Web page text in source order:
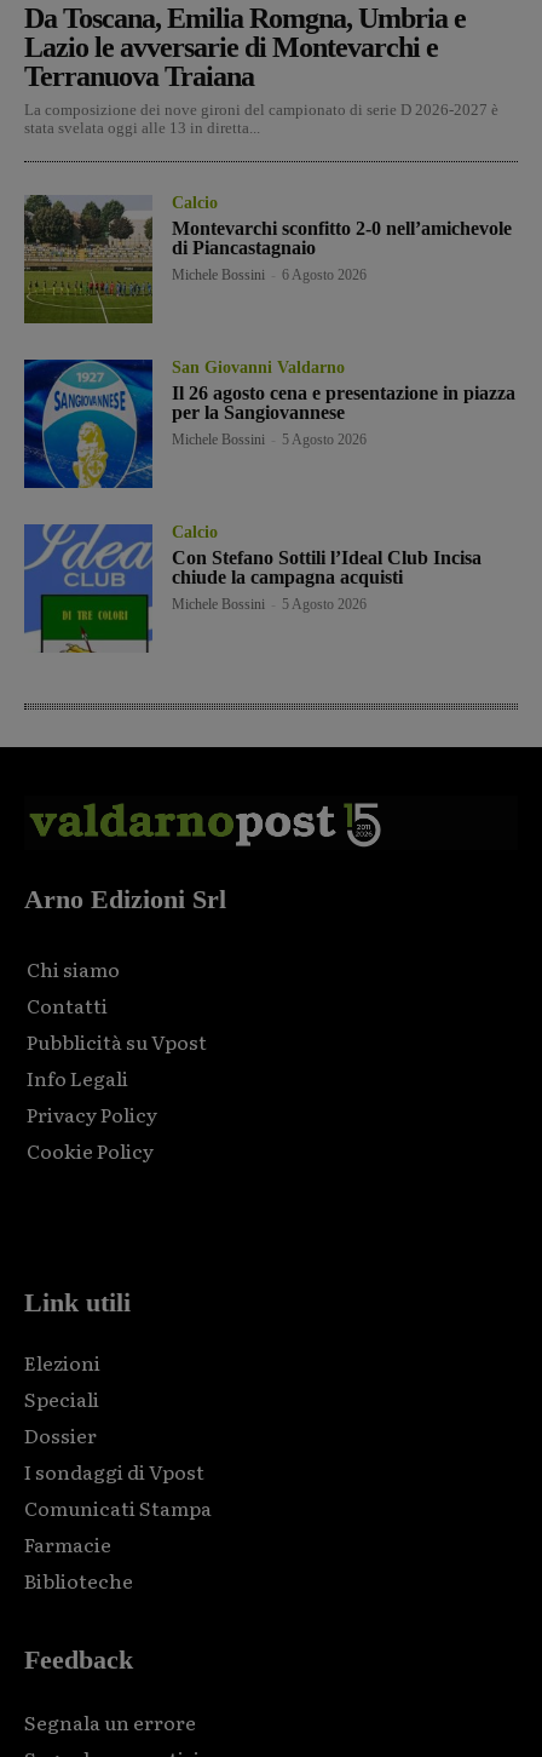
Da Toscana, Emilia Romgna, Umbria e
Lazio le avversarie di Montevarchi e
Terranuova Traiana
La composizione dei nove gironi del campionato di serie D 2026-2027 è
stata svelata oggi alle 13 in diretta...
Calcio
Montevarchi sconfitto 2-0 nell’amichevole
di Piancastagnaio
Michele Bossini 6 Agosto 2026
San Giovanni Valdarno
Il 26 agosto cena e presentazione in piazza
per la Sangiovannese
Michele Bossini 5 Agosto 2026
Calcio
Con Stefano Sottili l’Ideal Club Incisa
chiude la campagna acquisti
Michele Bossini 5 Agosto 2026
Arno Edizioni Srl
Chi siamo
Contatti
Pubblicità su Vpost
Info Legali
Privacy Policy
Cookie Policy
Link utili
Elezioni
Speciali
Dossier
I sondaggi di Vpost
Comunicati Stampa
Farmacie
Biblioteche
Feedback
Segnala un errore